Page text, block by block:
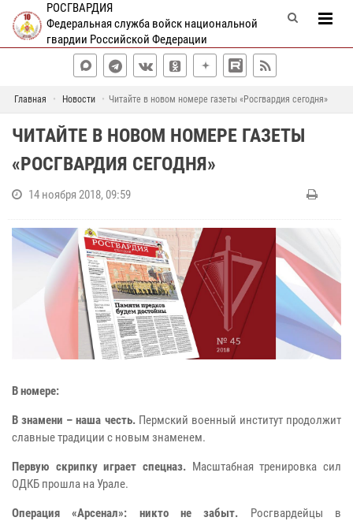
РОСГВАРДИЯ
Федеральная служба войск национальной
гвардии Российской Федерации
Главная Новости Читайте в новом номере газеты «Росгвардия сегодня»
ЧИТАЙТЕ В НОВОМ НОМЕРЕ ГАЗЕТЫ
«РОСГВАРДИЯ СЕГОДНЯ»
14 ноября 2018, 09:59
В номере:
В знамени – наша честь.Пермский военный институт продолжит
славные традиции с новым знаменем.
Первую скрипку играет спецназ. Масштабная тренировка сил
ОДКБ прошла на Урале.
Операция «Арсенал»: никто не забыт. Росгвардейцы в